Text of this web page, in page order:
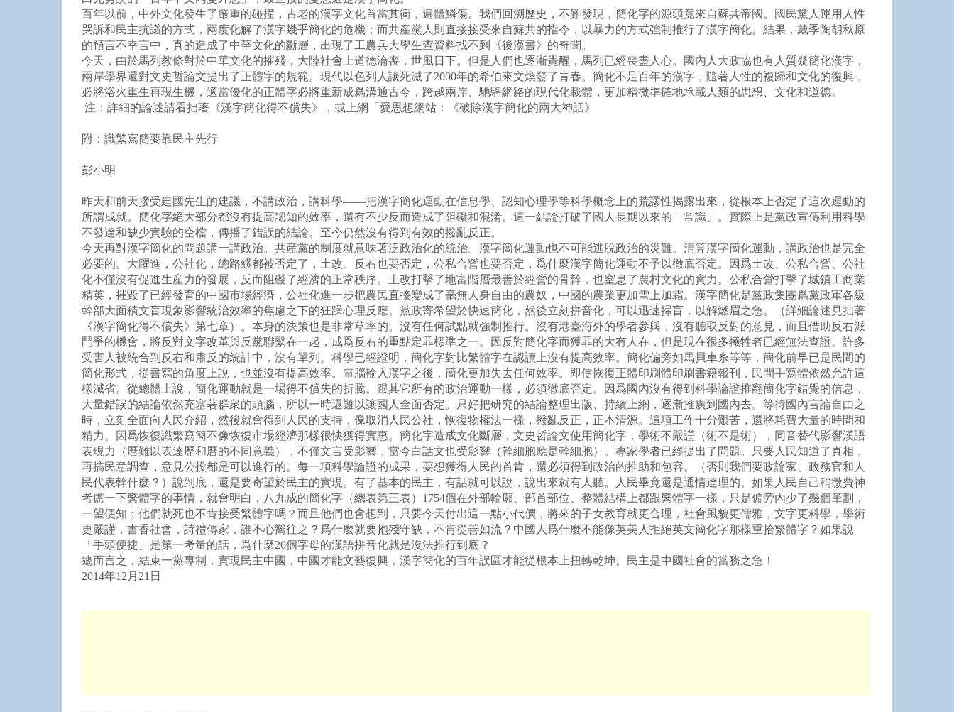
百年以前，中外文化發生了嚴重的碰撞，古老的漢字文化首當其衝，遍體鱗傷。我們回溯歷史，不難發現，簡化字的源頭竟來自蘇共帝國。國民黨人運用人性
哭訴和民主抗議的方式，兩度化解了漢字幾乎簡化的危機；而共産黨人則直接接受來自蘇共的指令，以暴力的方式強制推行了漢字簡化。結果，戴季陶胡秋原
的預言不幸言中，真的造成了中華文化的斷層，出現了工農兵大學生查資料找不到《後漢書》的奇聞。
今天，由於馬列教條對於中華文化的摧殘，大陸社會上道德淪喪，世風日下。但是人們也逐漸覺醒，馬列已經喪盡人心。國內人大政協也有人質疑簡化漢字，
兩岸學界還對文史哲論文提出了正體字的規範。現代以色列人讓死滅了2000年的希伯來文煥發了青春。簡化不足百年的漢字，隨著人性的複歸和文化的復興，
必將浴火重生再現生機，適當優化的正體字必將重新成爲溝通古今，跨越兩岸、馳騁網路的現代化載體，更加精微準確地承載人類的思想、文化和道德。
注：詳細的論述請看拙著《漢字簡化得不償失》，或上網「愛思想網站：《破除漢字簡化的兩大神話》
附：識繁寫簡要靠民主先行
彭小明
昨天和前天接受建國先生的建議，不講政治，講科學——把漢字簡化運動在信息學、認知心理學等科學概念上的荒謬性揭露出來，從根本上否定了這次運動的
所謂成就。簡化字絕大部分都沒有提高認知的效率，還有不少反而造成了阻礙和混淆。這一結論打破了國人長期以來的「常識」。實際上是黨政宣傳利用科學
不發達和缺少實驗的空檔，傳播了錯誤的結論。至今仍然沒有得到有效的撥亂反正。
今天再對漢字簡化的問題講一講政治。共産黨的制度就意味著泛政治化的統治。漢字簡化運動也不可能逃脫政治的災難。清算漢字簡化運動，講政治也是完全
必要的。大躍進，公社化，總路綫都被否定了，土改、反右也要否定，公私合營也要否定，爲什麼漢字簡化運動不予以徹底否定。因爲土改、公私合營、公社
化不僅沒有促進生産力的發展，反而阻礙了經濟的正常秩序。土改打擊了地富階層最善於經營的骨幹，也窒息了農村文化的實力。公私合營打擊了城鎮工商業
精英，摧毀了已經發育的中國市場經濟，公社化進一步把農民直接變成了毫無人身自由的農奴，中國的農業更加雪上加霜。漢字簡化是黨政集團爲黨政軍各級
幹部大面積文盲現象影響統治效率的焦慮之下的狂躁心理反應。黨政寄希望於快速簡化，然後立刻拼音化，可以迅速掃盲，以解燃眉之急。（詳細論述見拙著
《漢字簡化得不償失》第七章）。本身的決策也是非常草率的。沒有任何試點就強制推行。沒有港臺海外的學者參與，沒有聽取反對的意見，而且借助反右派
鬥爭的機會，將反對文字改革與反黨聯繫在一起，成爲反右的重點定罪標準之一。因反對簡化字而獲罪的大有人在，但是現在很多犧牲者已經無法查證。許多
受害人被統合到反右和肅反的統計中，沒有單列。科學已經證明，簡化字對比繁體字在認讀上沒有提高效率。簡化偏旁如馬貝車糸等等，簡化前早已是民間的
簡化形式，從書寫的角度上說，也並沒有提高效率。電腦輸入漢字之後，簡化更加失去任何效率。即使恢復正體印刷體印刷書籍報刊，民間手寫體依然允許這
樣減省。從總體上說，簡化運動就是一場得不償失的折騰。跟其它所有的政治運動一樣，必須徹底否定。因爲國內沒有得到科學論證推翻簡化字錯覺的信息，
大量錯誤的結論依然充塞著群衆的頭腦，所以一時還難以讓國人全面否定。只好把研究的結論整理出版、持續上網，逐漸推廣到國內去。等待國內言論自由之
時，立刻全面向人民介紹，然後就會得到人民的支持，像取消人民公社，恢復物權法一樣，撥亂反正，正本清源。這項工作十分艱苦，還將耗費大量的時間和
精力。因爲恢復識繁寫簡不像恢復市場經濟那樣很快獲得實惠。簡化字造成文化斷層，文史哲論文使用簡化字，學術不嚴謹（術不是術），同音替代影響漢語
表現力（曆難以表達歷和曆的不同意義），不僅文言受影響，當今白話文也受影響（幹細胞應是幹細胞）。專家學者已經提出了問題。只要人民知道了真相，
再搞民意調查，意見公投都是可以進行的。每一項科學論證的成果，要想獲得人民的首肯，還必須得到政治的推助和包容。（否則我們要政論家、政務官和人
民代表幹什麼？）說到底，還是要寄望於民主的實現。有了基本的民主，有話就可以說，說出來就有人聽。人民畢竟還是通情達理的。如果人民自己稍微費神
考慮一下繁體字的事情，就會明白，八九成的簡化字（總表第三表）1754個在外部輪廓、部首部位、整體結構上都跟繁體字一樣，只是偏旁內少了幾個筆劃，
一望便知；他們就死也不肯接受繁體字嗎？而且他們也會想到，只要今天付出這一點小代價，將來的子女教育就更合理，社會風貌更儒雅，文字更科學，學術
更嚴謹，書香社會，詩禮傳家，誰不心嚮往之？爲什麼就要抱殘守缺，不肯從善如流？中國人爲什麼不能像英美人拒絕英文簡化字那樣重拾繁體字？如果說
「手頭便捷」是第一考量的話，爲什麼26個字母的漢語拼音化就是沒法推行到底？
總而言之，結束一黨專制，實現民主中國，中國才能文藝復興，漢字簡化的百年誤區才能從根本上扭轉乾坤。民主是中國社會的當務之急！
2014年12月21日